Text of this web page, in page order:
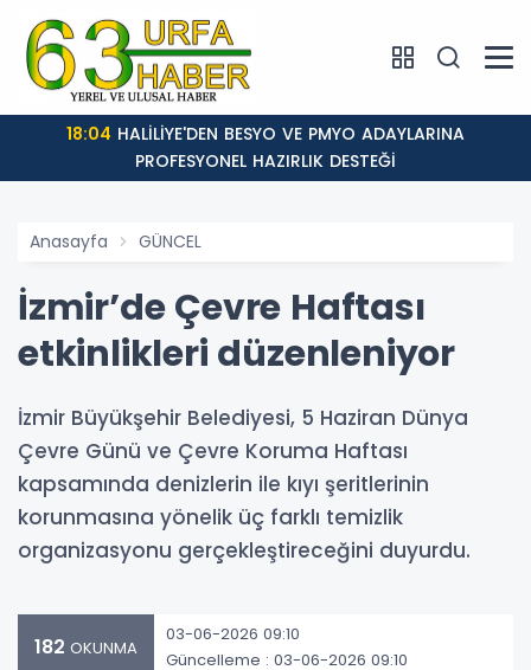
18:04
PROFESYONEL HAZIRLIK DESTEĞİ
Anasayfa GÜNCEL
İzmir’de Çevre Haftası
etkinlikleri düzenleniyor
İzmir Büyükşehir Belediyesi, 5 Haziran Dünya
Çevre Günü ve Çevre Koruma Haftası
kapsamında denizlerin ile kıyı şeritlerinin
korunmasına yönelik üç farklı temizlik
organizasyonu gerçekleştireceğini duyurdu.
182 OKUNMA
03-06-2026 09:10
Güncelleme : 03-06-2026 09:10